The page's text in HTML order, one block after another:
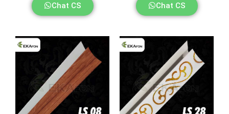
Chat CS Chat CS